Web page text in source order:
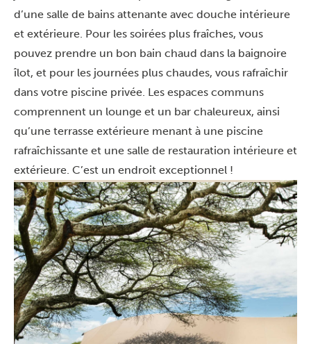
d’une salle de bains attenante avec douche intérieure
et extérieure. Pour les soirées plus fraîches, vous
pouvez prendre un bon bain chaud dans la baignoire
îlot, et pour les journées plus chaudes, vous rafraîchir
dans votre piscine privée. Les espaces communs
comprennent un lounge et un bar chaleureux, ainsi
qu’une terrasse extérieure menant à une piscine
rafraîchissante et une salle de restauration intérieure et
extérieure. C’est un endroit exceptionnel !